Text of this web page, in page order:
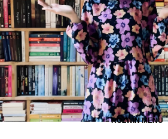
≡ ROZWIŃ MENU